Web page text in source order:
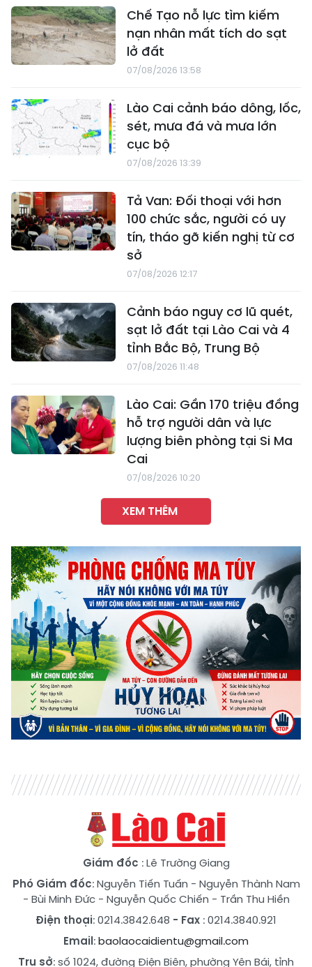
Chế Tạo nỗ lực tìm kiếm
nạn nhân mất tích do sạt
lở đất
07/08/2026 13:58
Lào Cai cảnh báo dông, lốc,
sét, mưa đá và mưa lớn
cục bộ
07/08/2026 13:39
Tả Van: Đối thoại với hơn
100 chức sắc, người có uy
tín, tháo gỡ kiến nghị từ cơ
sở
07/08/2026 12:17
Cảnh báo nguy cơ lũ quét,
sạt lở đất tại Lào Cai và 4
tỉnh Bắc Bộ, Trung Bộ
07/08/2026 11:48
Lào Cai: Gần 170 triệu đồng
hỗ trợ người dân và lực
lượng biên phòng tại Si Ma
Cai
07/08/2026 10:20
XEM THÊM
Giám đốc : Lê Trường Giang
Phó Giám đốc:Nguyễn Tiến Tuấn - Nguyễn Thành Nam
- Bùi Minh Đức- Nguyễn Quốc Chiến - Trần Thu Hiền
Điện thoại: 0214.3842.648 - Fax : 0214.3840.921
Email:baolaocaidientu@gmail.com
Trụ sở: số 1024, đường Điện Biên, phường Yên Bái, tỉnh